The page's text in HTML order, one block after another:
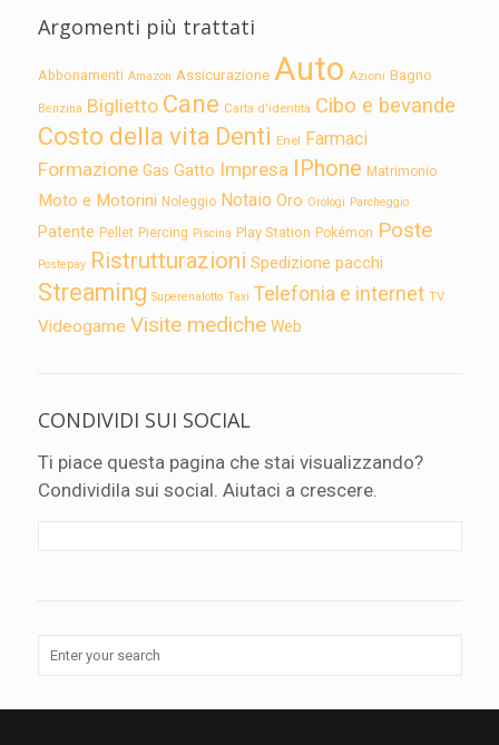
Argomenti più trattati
Abbonamenti Amazon Assicurazione Auto Azioni Bagno
Benzina Biglietto Cane Carta d'identità Cibo e bevande
Costo della vita Denti Enel Farmaci
Formazione Gas Gatto Impresa IPhone Matrimonio
Moto e Motorini Noleggio Notaio Oro Orologi Parcheggio
Patente Pellet Piercing Piscina Play Station Pokémon Poste
Postepay Ristrutturazioni Spedizione pacchi
Streaming Superenalotto Taxi Telefonia e internet TV
Videogame Visite mediche Web
CONDIVIDI SUI SOCIAL
Ti piace questa pagina che stai visualizzando?
Condividila sui social. Aiutaci a crescere.